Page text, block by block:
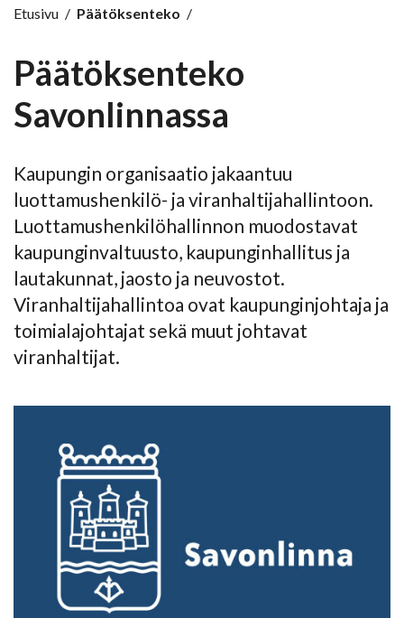
Etusivu / Päätöksenteko /
Päätöksenteko
Savonlinnassa
Kaupungin organisaatio jakaantuu
luottamushenkilö- ja viranhaltijahallintoon.
Luottamushenkilöhallinnon muodostavat
kaupunginvaltuusto, kaupunginhallitus ja
lautakunnat, jaosto ja neuvostot.
Viranhaltijahallintoa ovat kaupunginjohtaja ja
toimialajohtajat sekä muut johtavat
viranhaltijat.